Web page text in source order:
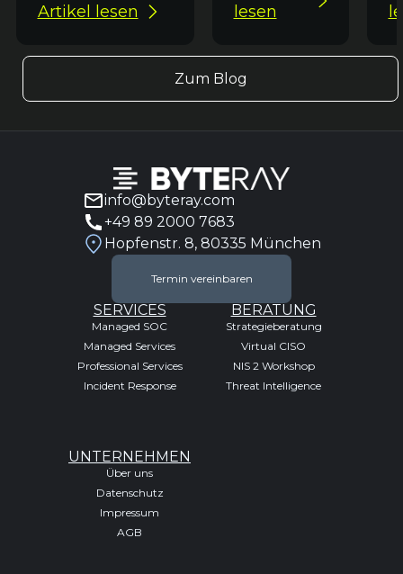
Artikel lesen
lesen
Zum Blog
info@byteray.com
+49 89 2000 7683
Hopfenstr. 8, 80335 München
Termin vereinbaren
SERVICES
Managed SOC
Managed Services
Professional Services
Incident Response
BERATUNG
Strategieberatung
Virtual CISO
NIS 2 Workshop
Threat Intelligence
UNTERNEHMEN
Über uns
Datenschutz
Impressum
AGB